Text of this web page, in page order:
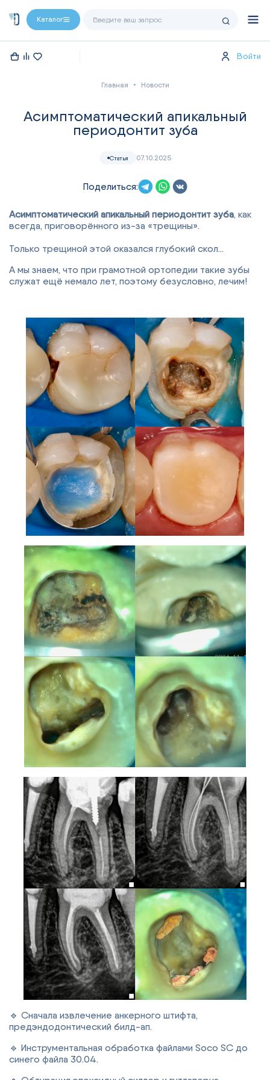
Каталог
Войти
Главная Новости
Асимптоматический апикальный
периодонтит зуба
Статья 07.10.2025
Поделиться:
Асимптоматический апикальный периодонтит зуба, как
всегда, приговорённого из-за «трещины».
Только трещиной этой оказался глубокий скол...
А мы знаем, что при грамотной ортопедии такие зубы
служат ещё немало лет, поэтому безусловно, лечим!
🔹 Сначала извлечение анкерного штифта,
предэндодонтический билд-ап.
🔹 Инструментальная обработка файлами Soco SC до
синего файла 30.04.